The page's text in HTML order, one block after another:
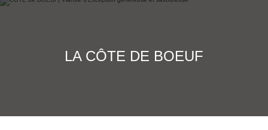
LA CÔTE DE BOEUF